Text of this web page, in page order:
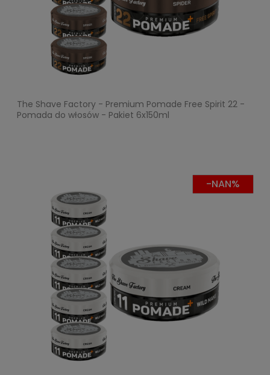
The Shave Factory - Premium Pomade Free Spirit 22 -
Pomada do włosów - Pakiet 6x150ml
-NAN%